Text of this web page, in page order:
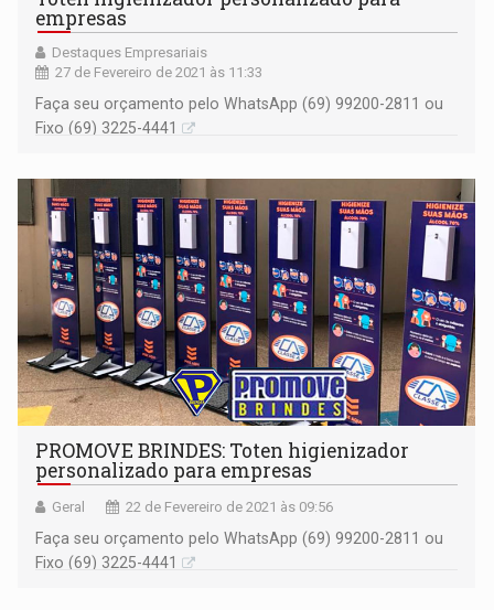
empresas
Destaques Empresariais
27 de Fevereiro de 2021 às 11:33
Faça seu orçamento pelo WhatsApp (69) 99200-2811 ou
Fixo (69) 3225-4441
PROMOVE BRINDES: Toten higienizador
personalizado para empresas
Geral 22 de Fevereiro de 2021 às 09:56
Faça seu orçamento pelo WhatsApp (69) 99200-2811 ou
Fixo (69) 3225-4441